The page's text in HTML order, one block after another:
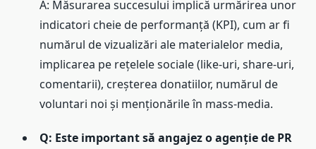
A: Măsurarea succesului implică urmărirea unor
indicatori cheie de performanță (KPI), cum ar fi
numărul de vizualizări ale materialelor media,
implicarea pe rețelele sociale (like-uri, share-uri,
comentarii), creșterea donatiilor, numărul de
voluntari noi și menționările în mass-media.
Q: Este important să angajez o agenție de PR